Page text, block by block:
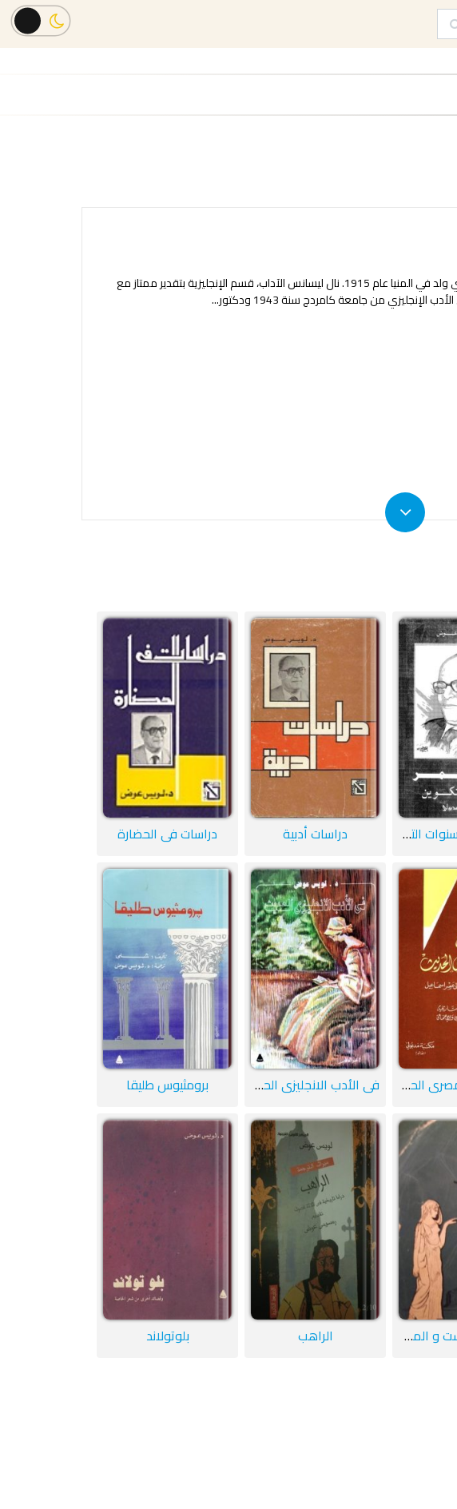
لويس عوض 1915 – 1990 مفكر ومؤلف مصري ولد في المنيا عام 1915. نال ليسانس الآداب، قسم الإنجليزية بتقدير ممتاز مع
...
أوراق العمر.. سنوات التكوين دراسات أدبية دراسات في الحضارة
تاريخ الفكر المصري الحديث في الأدب الانجليزي الحديث برومثيوس طليقا
أسطورة أوريست و الملاحم العربية الراهب بلوتولاند